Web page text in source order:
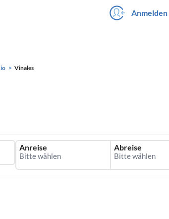
Anmelden
Vinales
Anreise Abreise